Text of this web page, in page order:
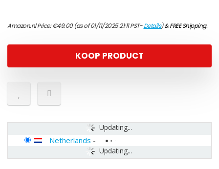
Amazon.nl Price:€49.00(as of 01/11/2025 21:11 PST-Details)&FREE Shipping.
KOOP PRODUCT
Updating...
Updating...
Netherlands -